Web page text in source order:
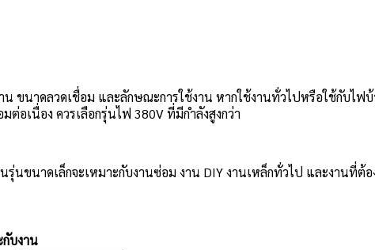
ขนาดลวดเชื่อม และลักษณะการใช้งาน หากใช้งานทั่วไปหรือใช้กับไฟ
ต่อเนื่อง ควรเลือกรุ่นไฟ 380V ที่มีกำลังสูงกว่า
นาดเล็กจะเหมาะกับงานซ่อม งาน DIY งานเหล็กทั่วไป และงานที่ต้อ
กับงาน